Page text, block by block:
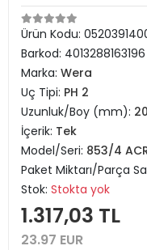
Ürün Kodu:
Barkod: 4013288163196
Marka: Wera
Uç Tipi: PH 2
Uzunluk/Boy (mm):
İçerik: Tek
Model/Seri: 853/4
Paket Miktarı/Parça
Stok: Stokta yok
1.317,03 TL
23.97 EUR